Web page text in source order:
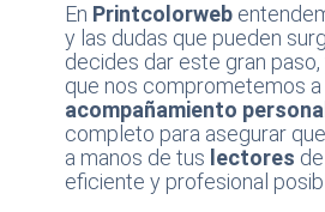
En Printcolorweb
y las dudas que pueden
decides dar este gran
que nos comprometemos
acompañamiento
completo para asegurar
a manos de tus lectores
eficiente y profesional